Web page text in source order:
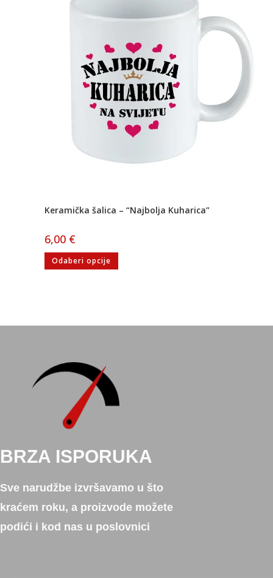
Keramička šalica – “Najbolja Kuharica”
6,00 €
Odaberi opcije
BRZA ISPORUKA
Sve narudžbe izvršavamo u što
kraćem roku, a proizvode možete
podići i kod nas u poslovnici